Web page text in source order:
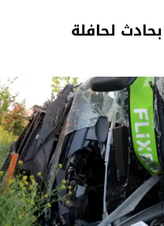
60 جريحاً بحادث لحافلة